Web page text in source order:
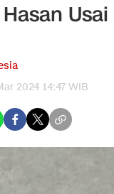
2024 14:47 WIB